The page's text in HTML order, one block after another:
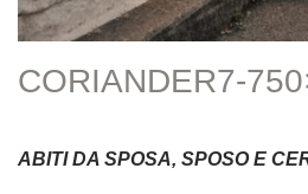
CORIANDER7-
ABITI DA SPOSA, SPOSO E